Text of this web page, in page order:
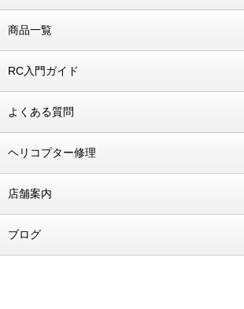
商品一覧
RC入門ガイド
よくある質問
ヘリコプター修理
店舗案内
ブログ